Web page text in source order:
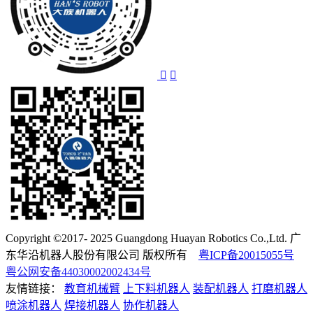
Copyright ©2017- 2025 Guangdong Huayan Robotics Co.,Ltd. 广
东华沿机器人股份有限公司 版权所有 粤ICP备20015055号
粤公网安备44030002002434号
友情链接：
教育机械臂 上下料机器人 装配机器人 打磨机器人
喷涂机器人 焊接机器人 协作机器人